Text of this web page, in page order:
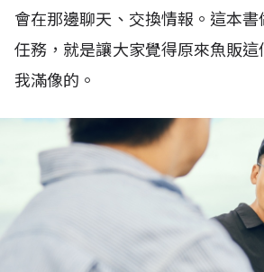
會在那邊聊天、交換情報。這本
任務，就是讓大家覺得原來魚販
我滿像的。